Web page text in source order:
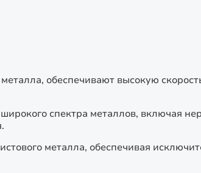
обеспечивают высокую
спектра металлов, включая
металла, обеспечивая